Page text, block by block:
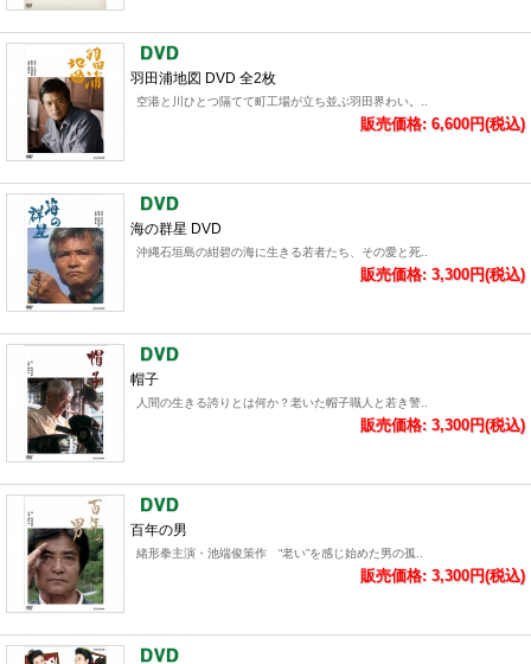
羽田浦地図 DVD 全2枚
空港と川ひとつ隔てて町工場が立ち並ぶ羽田界わい。..
販売価格: 6,600円(税込)
海の群星 DVD
沖縄石垣島の紺碧の海に生きる若者たち、その愛と死..
販売価格: 3,300円(税込)
帽子
人間の生きる誇りとは何か？老いた帽子職人と若き警..
販売価格: 3,300円(税込)
百年の男
緒形拳主演・池端俊策作 “老い”を感じ始めた男の孤..
販売価格: 3,300円(税込)